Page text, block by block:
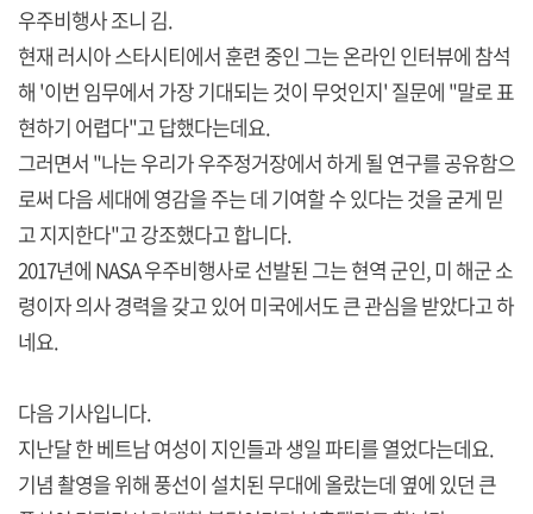
우주비행사 조니 김.
현재 러시아 스타시티에서 훈련 중인 그는 온라인 인터뷰에 참석
해 '이번 임무에서 가장 기대되는 것이 무엇인지' 질문에 "말로 표
현하기 어렵다"고 답했다는데요.
그러면서 "나는 우리가 우주정거장에서 하게 될 연구를 공유함으
로써 다음 세대에 영감을 주는 데 기여할 수 있다는 것을 굳게 믿
고 지지한다"고 강조했다고 합니다.
2017년에 NASA 우주비행사로 선발된 그는 현역 군인, 미 해군 소
령이자 의사 경력을 갖고 있어 미국에서도 큰 관심을 받았다고 하
네요.
다음 기사입니다.
지난달 한 베트남 여성이 지인들과 생일 파티를 열었다는데요.
기념 촬영을 위해 풍선이 설치된 무대에 올랐는데 옆에 있던 큰